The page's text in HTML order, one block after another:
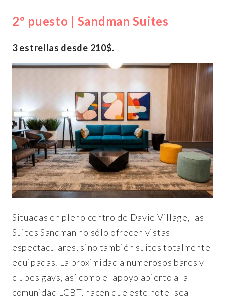
2º puesto | Sandman Suites
3 estrellas desde 210$.
Situadas en pleno centro de Davie Village, las
Suites Sandman no sólo ofrecen vistas
espectaculares, sino también suites totalmente
equipadas. La proximidad a numerosos bares y
clubes gays, así como el apoyo abierto a la
comunidad LGBT, hacen que este hotel sea